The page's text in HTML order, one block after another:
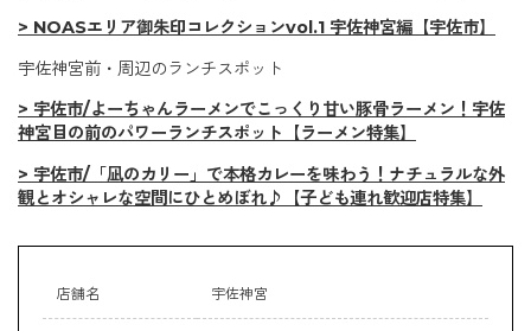
> NOASエリア御朱印コレクションvol.1 宇佐神宮編【宇佐市】
宇佐神宮前・周辺のランチスポット
> 宇佐市/よーちゃんラーメンでこっくり甘い豚骨ラーメン！宇佐
神宮目の前のパワーランチスポット【ラーメン特集】
> 宇佐市/「凪のカリー」で本格カレーを味わう！ナチュラルな外
観とオシャレな空間にひとめぼれ♪【子ども連れ歓迎店特集】
店舗名 宇佐神宮